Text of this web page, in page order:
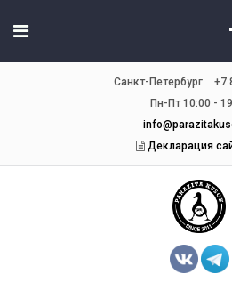
Санкт-Петербург +7
Пн-Пт 10:00 -
Декларация